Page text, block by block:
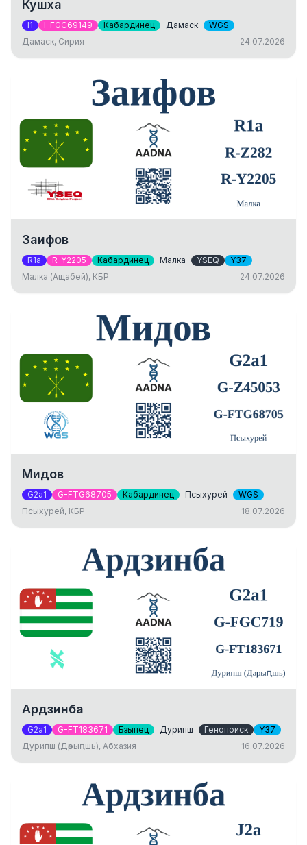
Кушха
I1 I-FGC69149 Кабардинец Дамаск
WGS
Дамаск, Сирия
24.07.2026
Заифов
R1a R-Y2205 Кабардинец Малка YSEQ
Y37
Малка (Ащабей), КБР
24.07.2026
Мидов
G2a1 G-FTG68705 Кабардинец Псыхурей
WGS
Псыхурей, КБР
18.07.2026
Ардзинба
G2a1 G-FT183671 Бзыпец Дурипш Генопоиск
Y37
Дурипш (Дәрыԥшь), Абхазия
16.07.2026